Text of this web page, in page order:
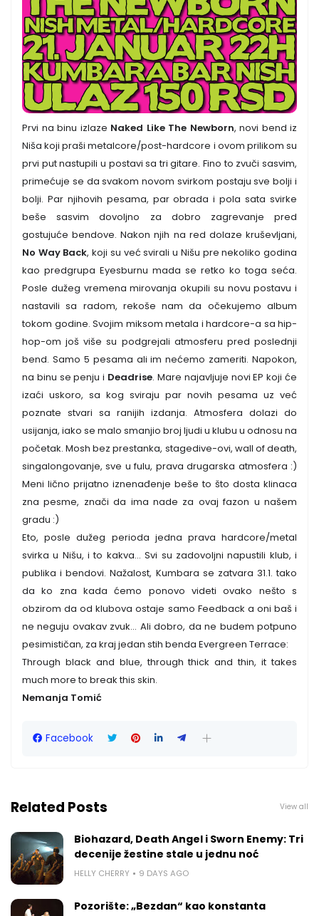
Prvi na binu izlaze Naked Like The Newborn, novi bend iz
Niša koji praši metalcore/post-hardcore i ovom prilikom su
prvi put nastupili u postavi sa tri gitare. Fino to zvuči sasvim,
primećuje se da svakom novom svirkom postaju sve bolji i
bolji. Par njihovih pesama, par obrada i pola sata svirke
beše sasvim dovoljno za dobro zagrevanje pred
gostujuće bendove. Nakon njih na red dolaze kruševljani,
No Way Back, koji su već svirali u Nišu pre nekoliko godina
kao predgrupa Eyesburnu mada se retko ko toga seća.
Posle dužeg vremena mirovanja okupili su novu postavu i
nastavili sa radom, rekoše nam da očekujemo album
tokom godine. Svojim miksom metala i hardcore-a sa hip-
hop-om još više su podgrejali atmosferu pred poslednji
bend. Samo 5 pesama ali im nećemo zameriti. Napokon,
na binu se penju i Deadrise. Mare najavljuje novi EP koji će
izaći uskoro, sa kog sviraju par novih pesama uz već
poznate stvari sa ranijih izdanja. Atmosfera dolazi do
usijanja, iako se malo smanjio broj ljudi u klubu u odnosu na
početak. Mosh bez prestanka, stagedive-ovi, wall of death,
singalongovanje, sve u fulu, prava drugarska atmosfera :)
Meni lično prijatno iznenađenje beše to što dosta klinaca
zna pesme, znači da ima nade za ovaj fazon u našem
gradu :)
Eto, posle dužeg perioda jedna prava hardcore/metal
svirka u Nišu, i to kakva... Svi su zadovoljni napustili klub, i
publika i bendovi. Nažalost, Kumbara se zatvara 31.1. tako
da ko zna kada ćemo ponovo videti ovako nešto s
obzirom da od klubova ostaje samo Feedback a oni baš i
ne neguju ovakav zvuk... Ali dobro, da ne budem potpuno
pesimističan, za kraj jedan stih benda Evergreen Terrace:
Through black and blue, through thick and thin, it takes
much more to break this skin.
Nemanja Tomić
Facebook
Related Posts View all
Biohazard, Death Angel i Sworn Enemy: Tri
decenije žestine stale u jednu noć
HELLY CHERRY 9 DAYS AGO
Pozorište: „Bezdan“ kao konstanta